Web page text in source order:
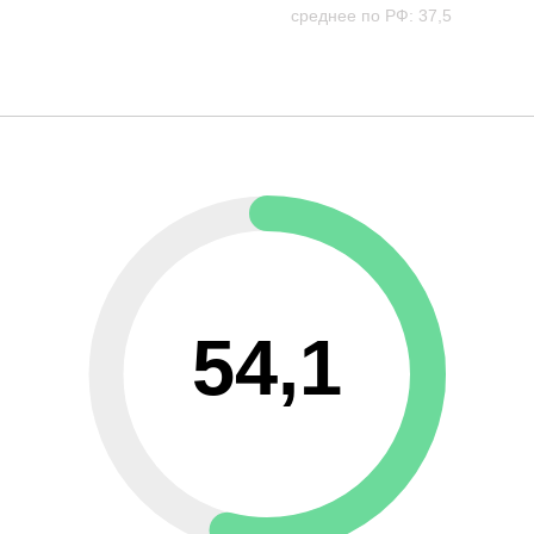
среднее по РФ: 37,5
54,1